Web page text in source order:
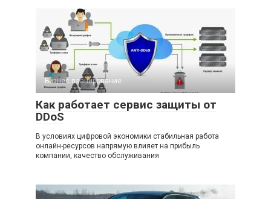
Бизнес планирование
Как работает сервис защиты от
DDoS
В условиях цифровой экономики стабильная работа
онлайн-ресурсов напрямую влияет на прибыль
компании, качество обслуживания